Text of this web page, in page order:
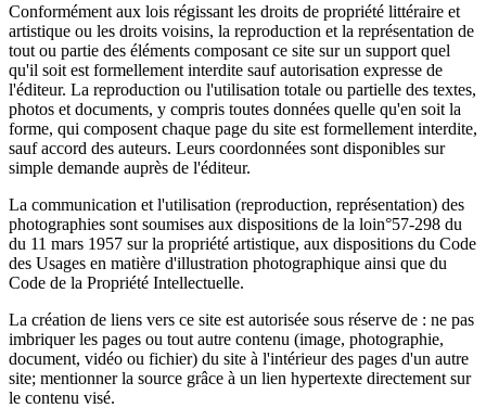
Conformément aux lois régissant les droits de propriété littéraire et
artistique ou les droits voisins, la reproduction et la représentation de
tout ou partie des éléments composant ce site sur un support quel
qu'il soit est formellement interdite sauf autorisation expresse de
l'éditeur. La reproduction ou l'utilisation totale ou partielle des textes,
photos et documents, y compris toutes données quelle qu'en soit la
forme, qui composent chaque page du site est formellement interdite,
sauf accord des auteurs. Leurs coordonnées sont disponibles sur
simple demande auprès de l'éditeur.
La communication et l'utilisation (reproduction, représentation) des
photographies sont soumises aux dispositions de la loin°57-298 du
du 11 mars 1957 sur la propriété artistique, aux dispositions du Code
des Usages en matière d'illustration photographique ainsi que du
Code de la Propriété Intellectuelle.
La création de liens vers ce site est autorisée sous réserve de : ne pas
imbriquer les pages ou tout autre contenu (image, photographie,
document, vidéo ou fichier) du site à l'intérieur des pages d'un autre
site; mentionner la source grâce à un lien hypertexte directement sur
le contenu visé.